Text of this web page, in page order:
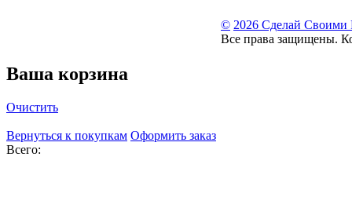
© 2026 Сделай Своими
Все права защищены.
Ваша корзина
Очистить
Вернуться к покупкам Оформить заказ
Всего: